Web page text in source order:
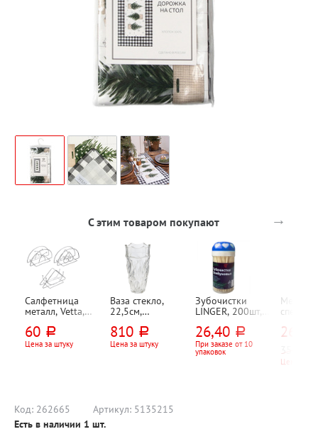
С этим товаром покупают →
Салфетница
металл, Vetta,
ассорти
60 руб.
Цена за штуку
Ваза стекло,
22,5см,
прозрачная,
"Наоми"
810 руб.
Цена за штуку
Зубочистки
LINGER, 200шт,
26,40 руб.
При заказе от 10
упаковок
специй
Lara
260
Цена за
Код: 262665 Артикул: 5135215
Есть в наличии 1 шт.